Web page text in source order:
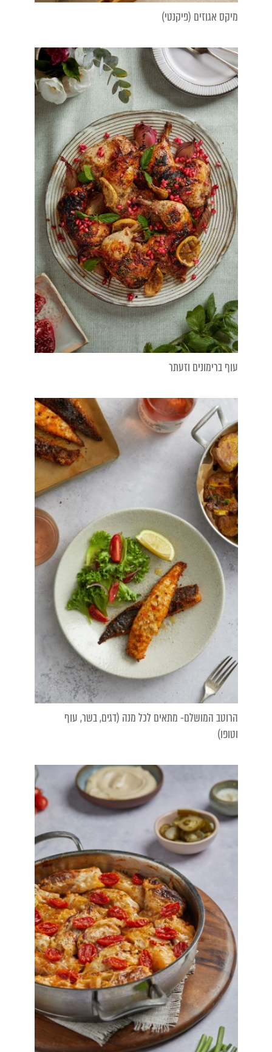
מיקס אגוזים (פיקנטי)
עוף ברימונים וזעתר
הרוטב המושלם- מתאים לכל מנה (דגים, בשר, עוף
וטופו)